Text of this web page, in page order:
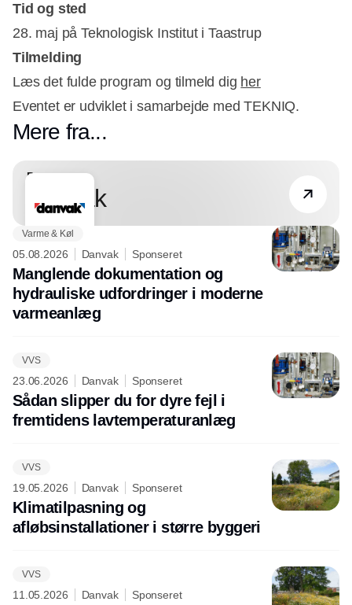
Tid og sted
28. maj på Teknologisk Institut i Taastrup
Tilmelding
Læs det fulde program og tilmeld dig her
Eventet er udviklet i samarbejde med TEKNIQ.
Mere fra...
Partner
Danvak
Varme & Køl
05.08.2026 Danvak Sponseret
Manglende dokumentation og
hydrauliske udfordringer i moderne
varmeanlæg
VVS
23.06.2026 Danvak Sponseret
Sådan slipper du for dyre fejl i
fremtidens lavtemperaturanlæg
VVS
19.05.2026 Danvak Sponseret
Klimatilpasning og
afløbsinstallationer i større byggeri
VVS
11.05.2026 Danvak Sponseret